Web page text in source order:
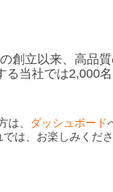
創立以来、高品
当社では2,000
は、 ダッシュボード
は、お楽しみくだ